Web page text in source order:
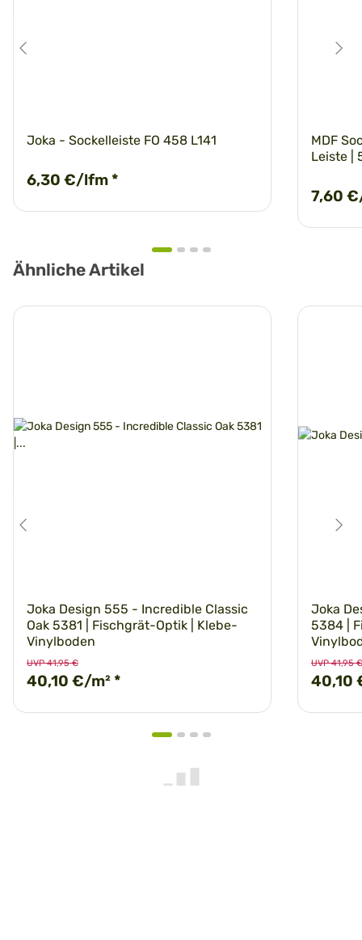
Joka - Sockelleiste FO 458 L141
6,30 €/lfm *
MDF
Leiste |
7,60
Ähnliche Artikel
Joka Design 555 - Incredible Classic
Oak 5381 | Fischgrät-Optik | Klebe-
Vinylboden
UVP 41,95 €
40,10 €/m² *
Joka
5384 |
UVP 41,95 €
40,10